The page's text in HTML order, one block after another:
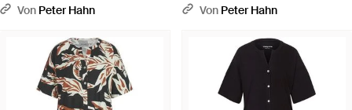
Von Peter Hahn
Von Peter Hahn